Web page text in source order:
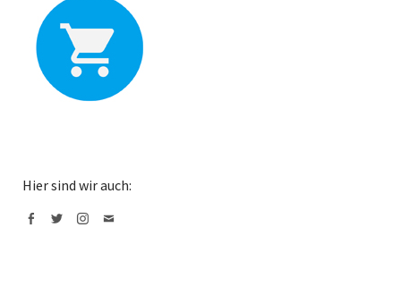
Hier sind wir auch: